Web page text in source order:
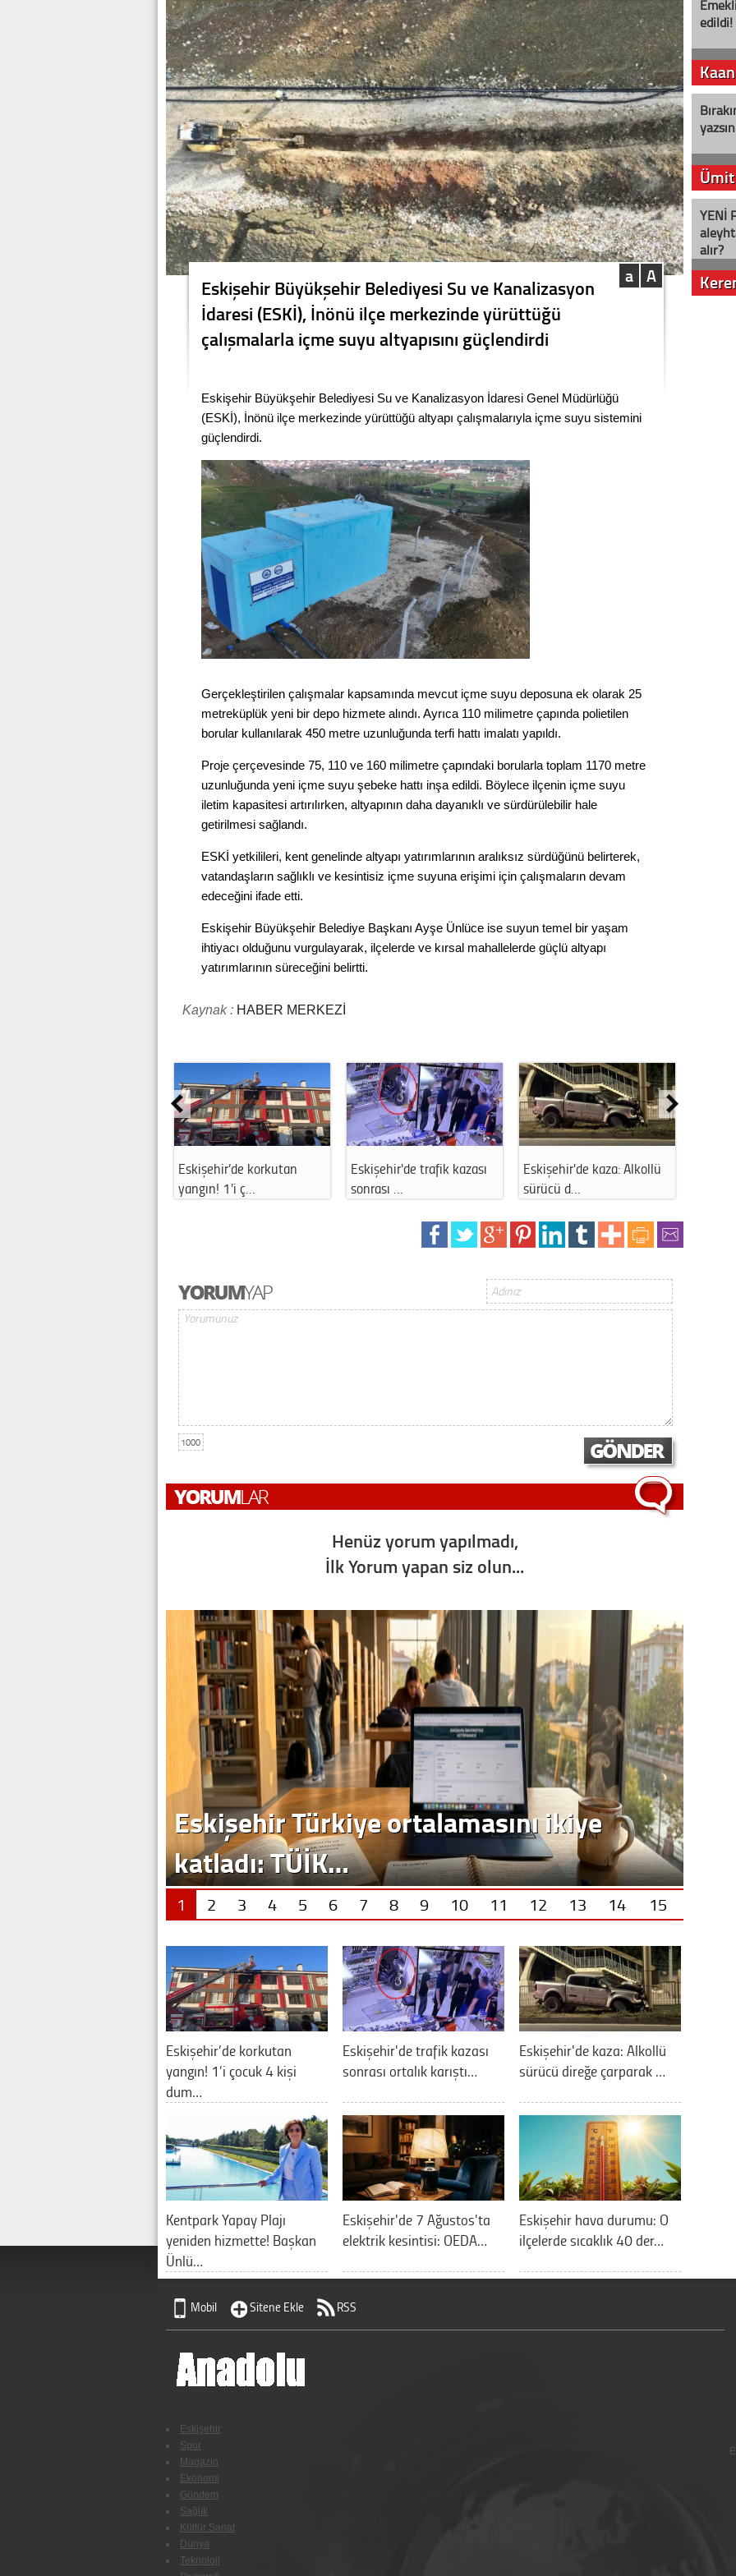
A
a
Eskişehir Büyükşehir Belediyesi Su ve Kanalizasyon
İdaresi (ESKİ), İnönü ilçe merkezinde yürüttüğü
çalışmalarla içme suyu altyapısını güçlendirdi
Eskişehir Büyükşehir Belediyesi Su ve Kanalizasyon İdaresi Genel Müdürlüğü
(ESKİ), İnönü ilçe merkezinde yürüttüğü altyapı çalışmalarıyla içme suyu sistemini
güçlendirdi.
Gerçekleştirilen çalışmalar kapsamında mevcut içme suyu deposuna ek olarak 25
metreküplük yeni bir depo hizmete alındı. Ayrıca 110 milimetre çapında polietilen
borular kullanılarak 450 metre uzunluğunda terfi hattı imalatı yapıldı.
Proje çerçevesinde 75, 110 ve 160 milimetre çapındaki borularla toplam 1170 metre
uzunluğunda yeni içme suyu şebeke hattı inşa edildi. Böylece ilçenin içme suyu
iletim kapasitesi artırılırken, altyapının daha dayanıklı ve sürdürülebilir hale
getirilmesi sağlandı.
ESKİ yetkilileri, kent genelinde altyapı yatırımlarının aralıksız sürdüğünü belirterek,
vatandaşların sağlıklı ve kesintisiz içme suyuna erişimi için çalışmaların devam
edeceğini ifade etti.
Eskişehir Büyükşehir Belediye Başkanı Ayşe Ünlüce ise suyun temel bir yaşam
ihtiyacı olduğunu vurgulayarak, ilçelerde ve kırsal mahallelerde güçlü altyapı
yatırımlarının süreceğini belirtti.
Kaynak : HABER MERKEZİ
Eskişehir’de korkutan
yangın! 1’i ç…
Eskişehir'de trafik kazası
sonrası …
Eskişehir'de kaza: Alkollü
sürücü d…
1000
Henüz yorum yapılmadı,
İlk Yorum yapan siz olun...
Eskişehir Türkiye ortalamasını ikiye
katladı: TÜİK…
1 2 3 4 5 6 7 8 9 10 11 12 13 14 15
Eskişehir’de korkutan
yangın! 1’i çocuk 4 kişi
dum…
Eskişehir'de trafik kazası
sonrası ortalık karıştı…
Eskişehir'de kaza: Alkollü
sürücü direğe çarparak …
Kentpark Yapay Plajı
yeniden hizmette! Başkan
Ünlü…
Eskişehir'de 7 Ağustos'ta
elektrik kesintisi: OEDA…
Eskişehir hava durumu: O
ilçelerde sıcaklık 40 der…
edildi!
yazsın
YENİ
alır?
Mobil Sitene Ekle RSS
Eskişehir
Spor
Magazin
Ekonomi
Gündem
Sağlık
Kültür Sanat
Dünya
Teknoloji